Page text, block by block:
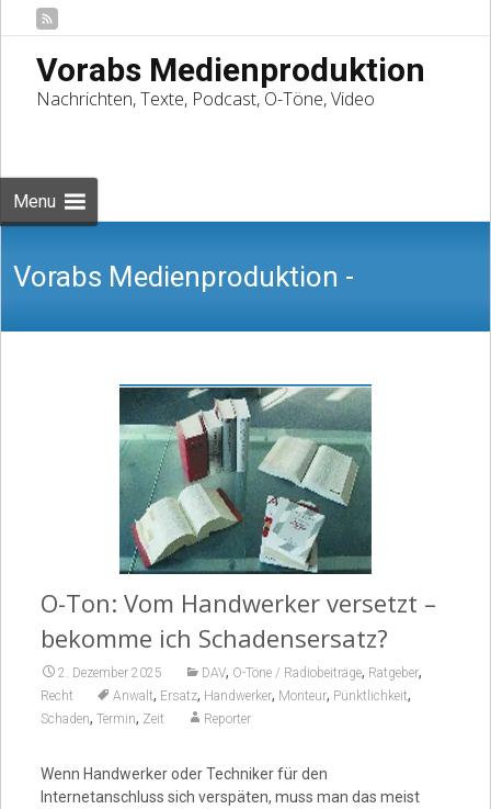
Vorabs Medienproduktion
Nachrichten, Texte, Podcast, O-Töne, Video
Menu
Vorabs Medienproduktion -
Nachrichten, Texte, Podcast, O-Töne,
O-Ton: Vom Handwerker versetzt –
bekomme ich Schadensersatz?
2. Dezember 2025 DAV, O-Töne / Radiobeiträge, Ratgeber,
Recht Anwalt, Ersatz, Handwerker, Monteur, Pünktlichkeit,
Schaden, Termin, Zeit Reporter
Wenn Handwerker oder Techniker für den
Internetanschluss sich verspäten, muss man das meist